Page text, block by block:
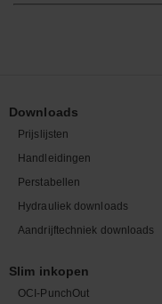
Downloads
Prijslijsten
Handleidingen
Perstabellen
Hydrauliek downloads
Aandrijftechniek downloads
Slim inkopen
OCI-PunchOut